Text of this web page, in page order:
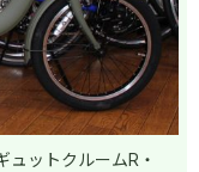
ットクルームR・